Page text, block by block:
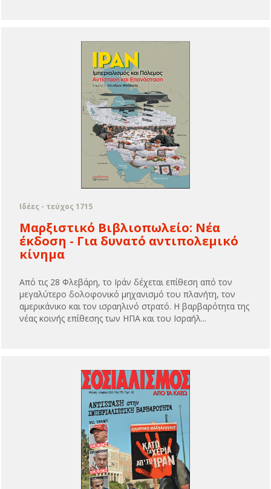
Ιδέες - τεύχος 1715
Μαρξιστικό Βιβλιοπωλείο: Νέα
έκδοση - Για δυνατό αντιπολεμικό
κίνημα
Από τις 28 Φλεβάρη, το Ιράν δέχεται επίθεση από τον
μεγαλύτερο δολοφονικό μηχανισμό του πλανήτη, τον
αμερικάνικο και τον ισραηλινό στρατό. Η βαρβαρότητα της
νέας κοινής επίθεσης των ΗΠΑ και του Ισραήλ...